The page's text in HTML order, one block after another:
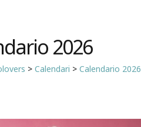
2026
> Calendari > Calendario 2026